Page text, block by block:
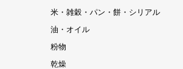
米・雑穀・パン・餅・シリアル
油・オイル
粉物
乾燥